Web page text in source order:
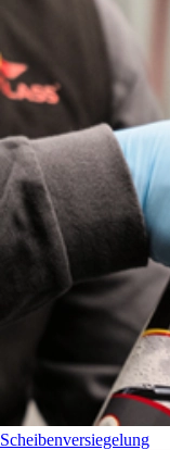
Scheibenversiegelung